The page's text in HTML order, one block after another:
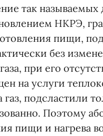
так
НКРЭ,
пищи,
без
при его
на услуги
подсластили
Поэтому
пищи и нагрева